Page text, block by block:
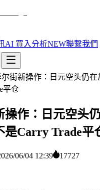
AI 買入分析NEW聯繫我們
尔街新操作：日元空头仍
平仓
操作：日元空头
是Carry Trade平
06/04 12:39 17727